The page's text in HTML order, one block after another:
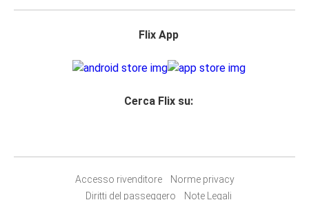
Flix App
Cerca Flix su:
Accesso rivenditore
Norme privacy
Diritti del passeggero
Note Legali